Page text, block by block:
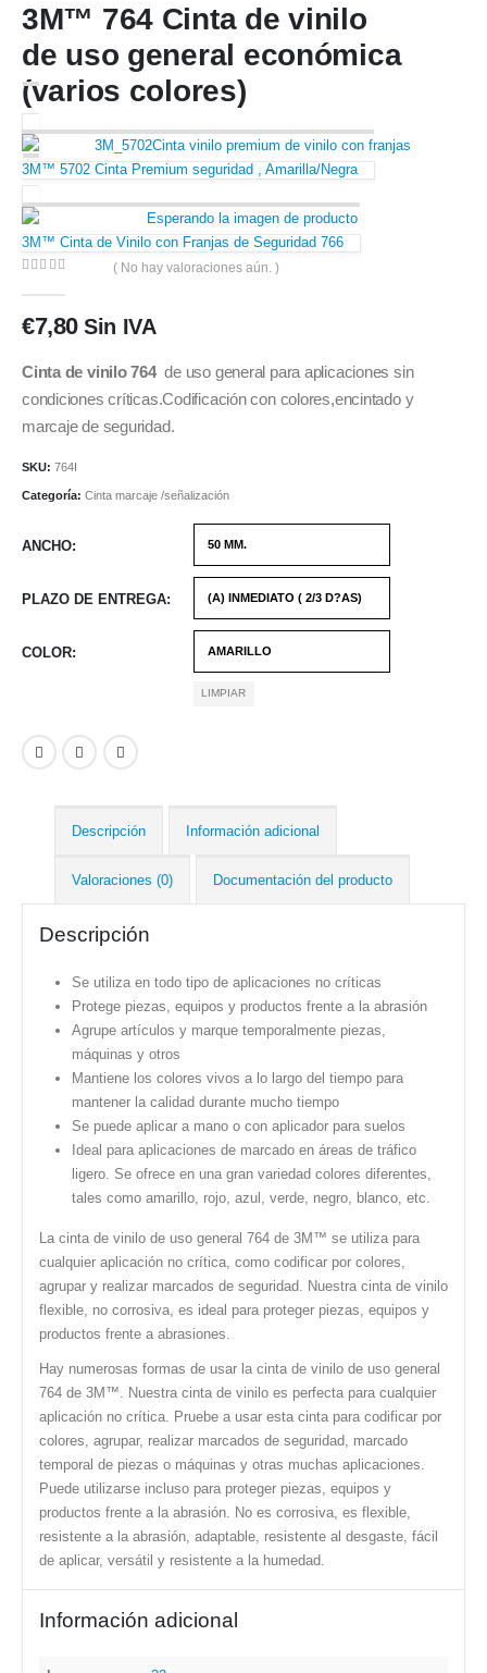
3M™ 764 Cinta de vinilo
de uso general económica
(varios colores)
3M™ 5702 Cinta Premium seguridad , Amarilla/Negra
3M™ Cinta de Vinilo con Franjas de Seguridad 766
( No hay valoraciones aún. )
€7,80 Sin IVA
Cinta de vinilo 764 de uso general para aplicaciones sin
condiciones críticas.Codificación con colores,encintado y
marcaje de seguridad.
SKU: 764I
Categoría: Cinta marcaje /señalización
ANCHO
PLAZO DE ENTREGA
COLOR
LIMPIAR
Descripción Información adicional
Valoraciones (0) Documentación del producto
Descripción
Se utiliza en todo tipo de aplicaciones no críticas
Protege piezas, equipos y productos frente a la abrasión
Agrupe artículos y marque temporalmente piezas,
máquinas y otros
Mantiene los colores vivos a lo largo del tiempo para
mantener la calidad durante mucho tiempo
Se puede aplicar a mano o con aplicador para suelos
Ideal para aplicaciones de marcado en áreas de tráfico
ligero. Se ofrece en una gran variedad colores diferentes,
tales como amarillo, rojo, azul, verde, negro, blanco, etc.
La cinta de vinilo de uso general 764 de 3M™ se utiliza para
cualquier aplicación no crítica, como codificar por colores,
agrupar y realizar marcados de seguridad. Nuestra cinta de vinilo
flexible, no corrosiva, es ideal para proteger piezas, equipos y
productos frente a abrasiones.
Hay numerosas formas de usar la cinta de vinilo de uso general
764 de 3M™. Nuestra cinta de vinilo es perfecta para cualquier
aplicación no crítica. Pruebe a usar esta cinta para codificar por
colores, agrupar, realizar marcados de seguridad, marcado
temporal de piezas o máquinas y otras muchas aplicaciones.
Puede utilizarse incluso para proteger piezas, equipos y
productos frente a la abrasión. No es corrosiva, es flexible,
resistente a la abrasión, adaptable, resistente al desgaste, fácil
de aplicar, versátil y resistente a la humedad.
Información adicional